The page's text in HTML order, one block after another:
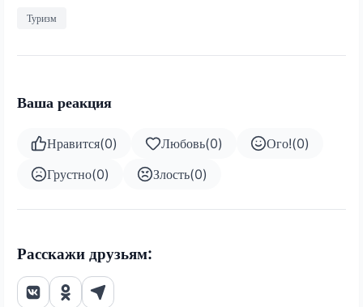
Туризм
Ваша реакция
Нравится(0) Любовь(0) Ого!(0)
Грустно(0) Злость(0)
Расскажи друзьям: